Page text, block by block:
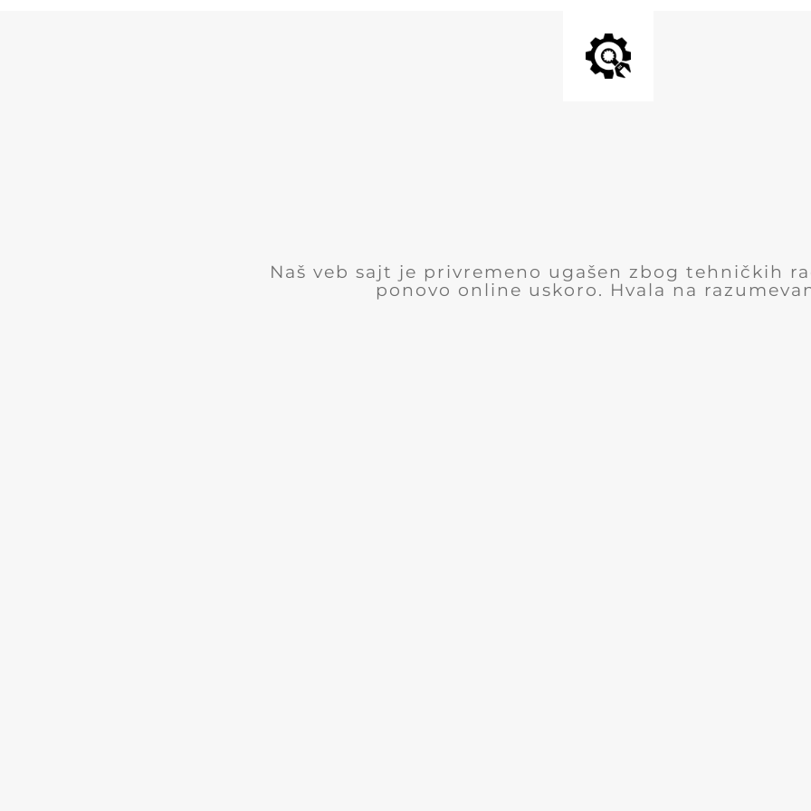
Naš veb sajt je privremeno ugašen zbog tehničkih
ponovo online uskoro. Hvala na